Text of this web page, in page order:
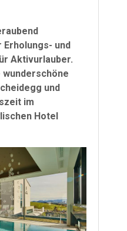
und
Aktivurlauber.
wunderschöne
und
im
Hotel